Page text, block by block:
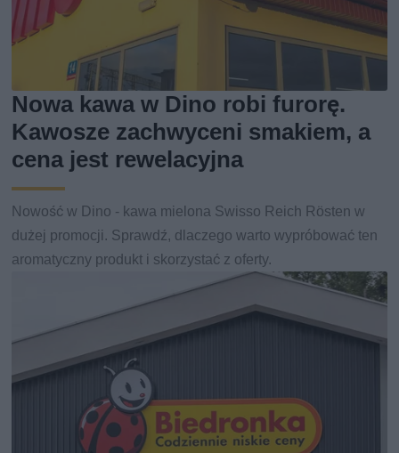
Nowa kawa w Dino robi furorę.
Kawosze zachwyceni smakiem, a
cena jest rewelacyjna
Nowość w Dino - kawa mielona Swisso Reich Rösten w
dużej promocji. Sprawdź, dlaczego warto wypróbować ten
aromatyczny produkt i skorzystać z oferty.